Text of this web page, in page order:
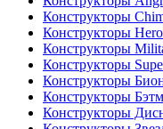
Конструкторы
Конструкторы
Конструкторы
Конструкторы
Конструкторы
Конструкторы
Конструкторы